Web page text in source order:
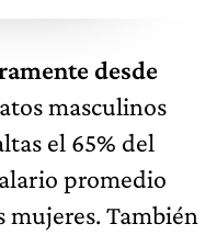
desde
masculinos
el 65% del
promedio
mujeres. También